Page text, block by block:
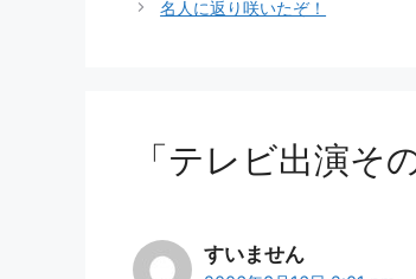
ゴ
名人に返り咲いたぞ！
「テレビ出演そ
すいません